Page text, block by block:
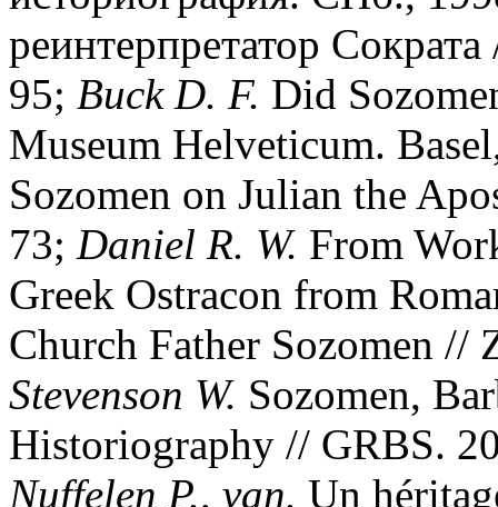
реинтерпретатор
95; Buck D. F. Did
Museum Helveticum.
Sozomen on Julian the
73; Daniel R. W. From
Greek Ostracon from
Church Father Sozomen //
Stevenson W. Sozomen,
Historiography // GRBS.
Nuffelen P., van. Un